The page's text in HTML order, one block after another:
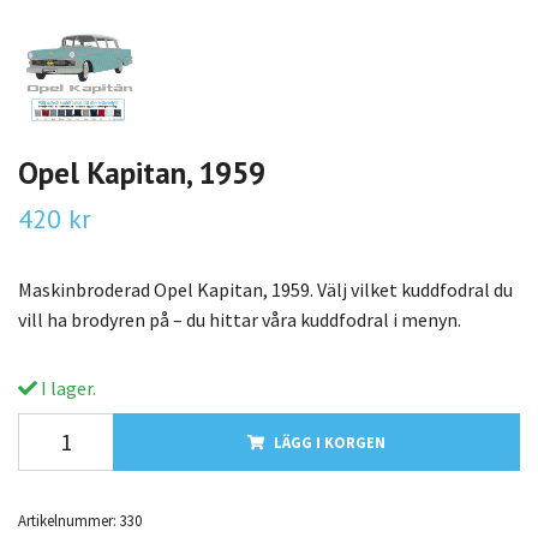
Opel Kapitan, 1959
420 kr
Maskinbroderad Opel Kapitan, 1959. Välj vilket kuddfodral du
vill ha brodyren på – du hittar våra kuddfodral i menyn.
I lager.
LÄGG I KORGEN
Artikelnummer: 330